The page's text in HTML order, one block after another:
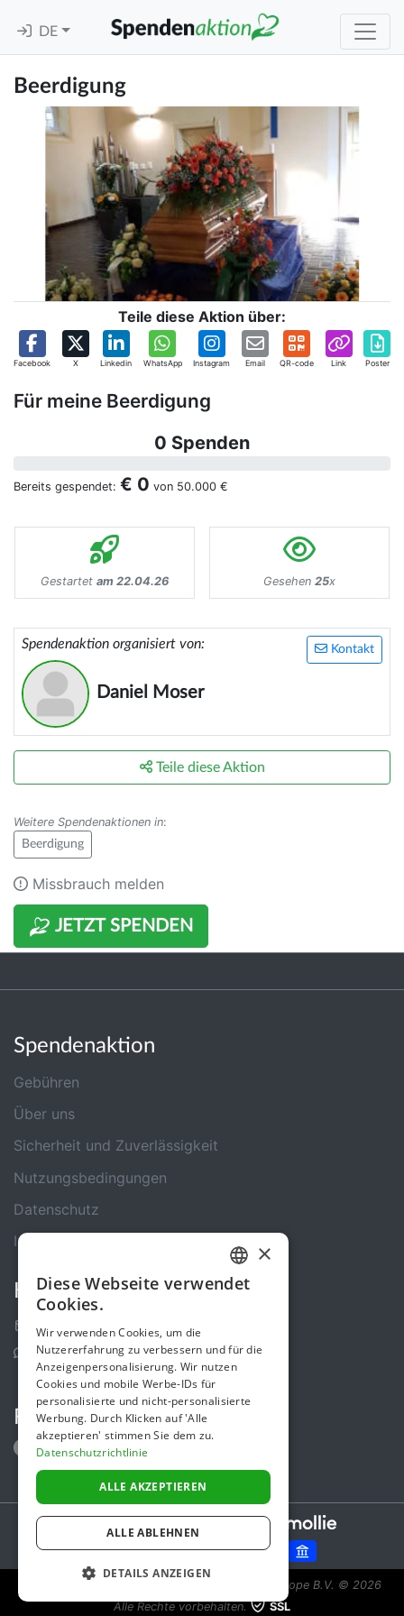
DE
Beerdigung
Teile diese Aktion über:
Facebook X Linkedin WhatsApp Instagram Email QR-code Link Poster
Für meine Beerdigung
0 Spenden
Bereits gespendet: € 0 von 50.000 €
Gestartet am 22.04.26 Gesehen 25x
Kontakt
Spendenaktion organisiert von:
Daniel Moser
JETZT SPENDEN
Teile diese Aktion
Weitere Spendenaktionen in:
Beerdigung
Missbrauch melden
Spendenaktion
Gebühren
Über uns
Sicherheit und Zuverlässigkeit
Nutzungsbedingungen
Datenschutz
Impressum
Kontakt
Kontakt-Formular
Support Center
Folge uns
Secure payments powered by
Spendenaktion ist eine Initiative von Sponsor Europe B.V. © 2026
Alle Rechte vorbehalten.
SSL
GERMAN
×
Diese Webseite verwendet
Cookies.
Wir verwenden Cookies, um die
Nutzererfahrung zu verbessern und für die
Anzeigenpersonalisierung. Wir nutzen
Cookies und mobile Werbe-IDs für
personalisierte und nicht-personalisierte
Werbung. Durch Klicken auf 'Alle
akzeptieren' stimmen Sie dem zu.
Datenschutzrichtlinie
ALLE AKZEPTIEREN
ALLE ABLEHNEN
DETAILS ANZEIGEN